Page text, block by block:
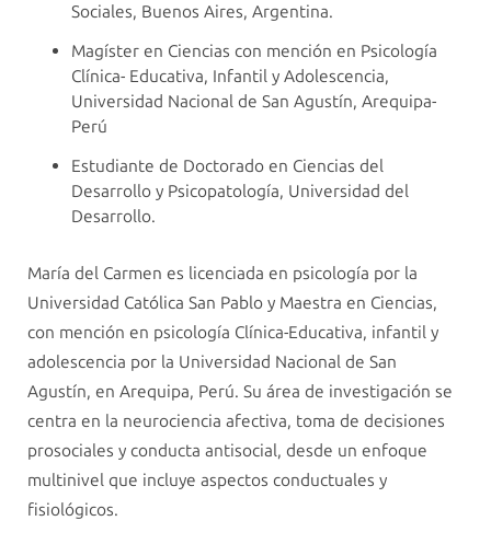
Sociales, Buenos Aires, Argentina.
Magíster en Ciencias con mención en Psicología
Clínica- Educativa, Infantil y Adolescencia,
Universidad Nacional de San Agustín, Arequipa-
Perú
Estudiante de Doctorado en Ciencias del
Desarrollo y Psicopatología, Universidad del
Desarrollo.
María del Carmen es licenciada en psicología por la
Universidad Católica San Pablo y Maestra en Ciencias,
con mención en psicología Clínica-Educativa, infantil y
adolescencia por la Universidad Nacional de San
Agustín, en Arequipa, Perú. Su área de investigación se
centra en la neurociencia afectiva, toma de decisiones
prosociales y conducta antisocial, desde un enfoque
multinivel que incluye aspectos conductuales y
fisiológicos.